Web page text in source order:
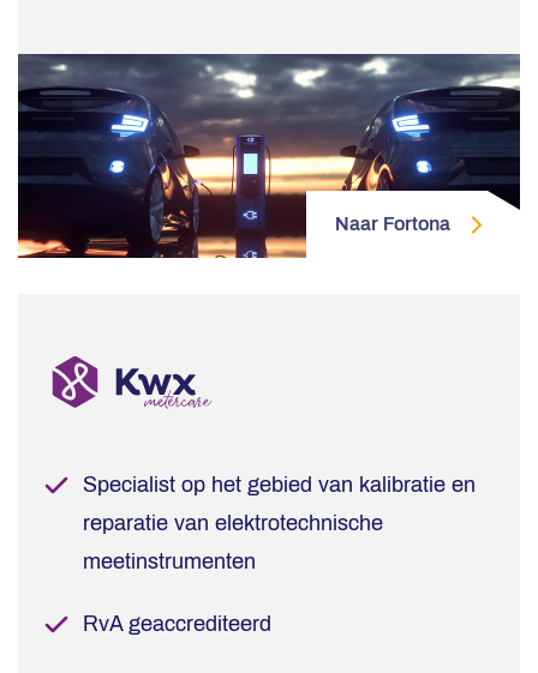
Naar Fortona
Specialist op het gebied van kalibratie en
reparatie van elektrotechnische
meetinstrumenten
RvA geaccrediteerd